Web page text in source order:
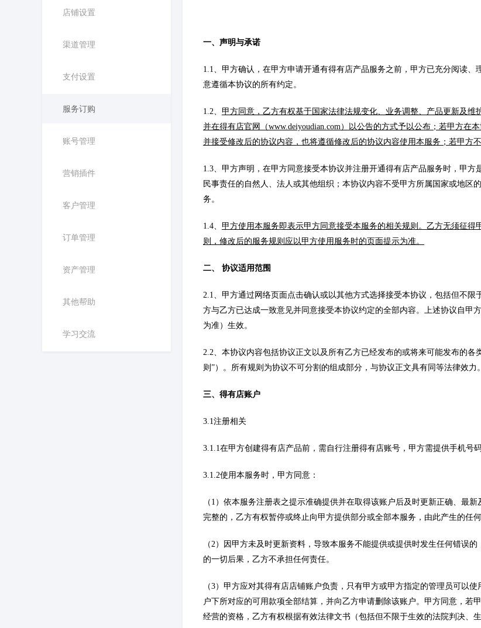
店铺设置
渠道管理
支付设置
服务订购
账号管理
营销插件
客户管理
订单管理
资产管理
其他帮助
学习交流
一、声明与承诺
1.1、甲方确认，在甲方申请开通有得有店产品服务之前，甲方已充分阅读
意遵循本协议的所有约定。
1.2、 甲方同意，乙方有权基于国家法律法规变化、业务调整、产品更新及
并在得有店官网（www.deiyoudian.com）以公告的方式予以公布；若甲方
并接受修改后的协议内容，也将遵循修改后的协议内容使用本服务；若甲方
1.3、甲方声明，在甲方同意接受本协议并注册开通得有店产品服务时，甲
民事责任的自然人、法人或其他组织；本协议内容不受甲方所属国家或地区
务。
1.4、 甲方使用本服务即表示甲方同意接受本服务的相关规则。乙方无须征
则，修改后的服务规则应以甲方使用服务时的页面提示为准。
二、 协议适用范围
2.1、甲方通过网络页面点击确认或以其他方式选择接受本协议，包括但不
方与乙方已达成一致意见并同意接受本协议约定的全部内容。上述协议自甲
为准）生效。
2.2、本协议内容包括协议正文以及所有乙方已经发布的或将来可能发布的
则”）。所有规则为协议不可分割的组成部分，与协议正文具有同等法律效力。
三、 得有店账户
3.1注册相关
3.1.1在甲方创建得有店产品前，需自行注册得有店账号，甲方需提供手机号
3.1.2使用本服务时，甲方同意：
（1）依本服务注册表之提示准确提供并在取得该账户后及时更新正确、最
完整的，乙方有权暂停或终止向甲方提供部分或全部本服务，由此产生的任
（2）因甲方未及时更新资料，导致本服务不能提供或提供时发生任何错误
的一切后果，乙方不承担任何责任。
（3）甲方应对其得有店店铺账户负责，只有甲方或甲方指定的管理员可以
户下所对应的可用款项全部结算，并向乙方申请删除该账户。甲方同意，
经营的资格，乙方有权根据有效法律文书（包括但不限于生效的法院判决、